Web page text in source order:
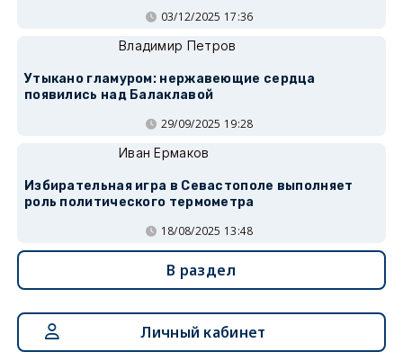
03/12/2025 17:36
Владимир Петров
Утыкано гламуром: нержавеющие сердца
появились над Балаклавой
29/09/2025 19:28
Иван Ермаков
Избирательная игра в Севастополе выполняет
роль политического термометра
18/08/2025 13:48
В раздел
Личный кабинет